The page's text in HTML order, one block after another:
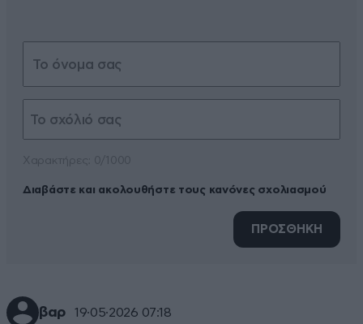
Διαβάστε και ακολουθήστε τους κανόνες σχολιασμού
ΠΡΟΣΘΗΚΗ
βαρ 19·05·2026 07:18